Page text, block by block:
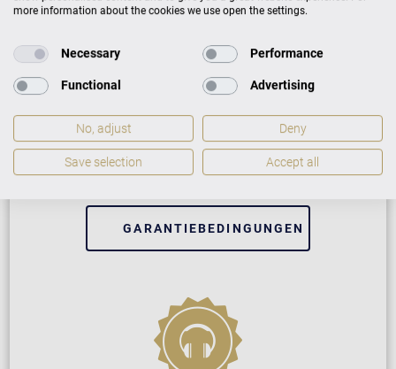
Neuinstrument
5 Jahre Herstellergarantie
Reparatur durch Fachleute
GARANTIEBEDINGUNGEN
more information about the cookies we use open the settings.
Necessary Performance
Functional Advertising
No, adjust Deny
Save selection Accept all